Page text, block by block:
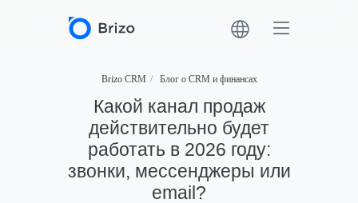
Brizo CRM / Блог о CRM и финансах
Какой канал продаж
действительно будет
работать в 2026 году:
звонки, мессенджеры или
email?